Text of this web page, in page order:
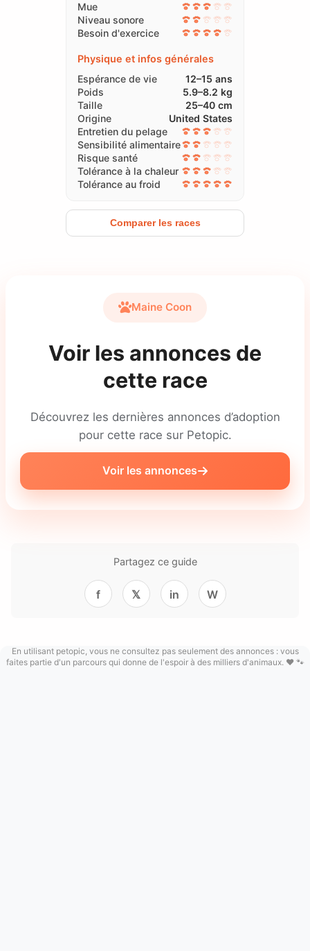
Mue
Niveau sonore
Besoin d'exercice
Physique et infos générales
Espérance de vie
12–15 ans
Poids
5.9–8.2 kg
Taille
25–40 cm
Origine
United States
Entretien du pelage
Sensibilité alimentaire
Risque santé
Tolérance à la chaleur
Tolérance au froid
Comparer les races
Maine Coon
Voir les annonces de
cette race
Découvrez les dernières annonces d’adoption
pour cette race sur Petopic.
Voir les annonces
Partagez ce guide
f 𝕏 in W
En utilisant petopic, vous ne consultez pas seulement des annonces : vous
faites partie d'un parcours qui donne de l'espoir à des milliers d'animaux. ❤️ 🐾